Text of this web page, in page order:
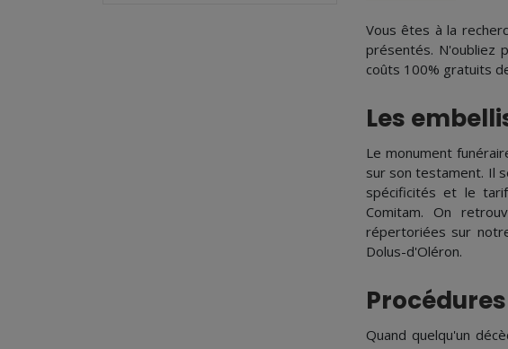
Vous êtes à la
présentés. N'oubliez
coûts 100% gratuits
Les
Le monument
sur son testament. Il
spécificités et le
Comitam. On
répertoriées sur
Dolus-d'Oléron.
Quand quelqu'un